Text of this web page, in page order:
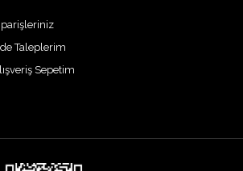
Taleplerim
Sepetim